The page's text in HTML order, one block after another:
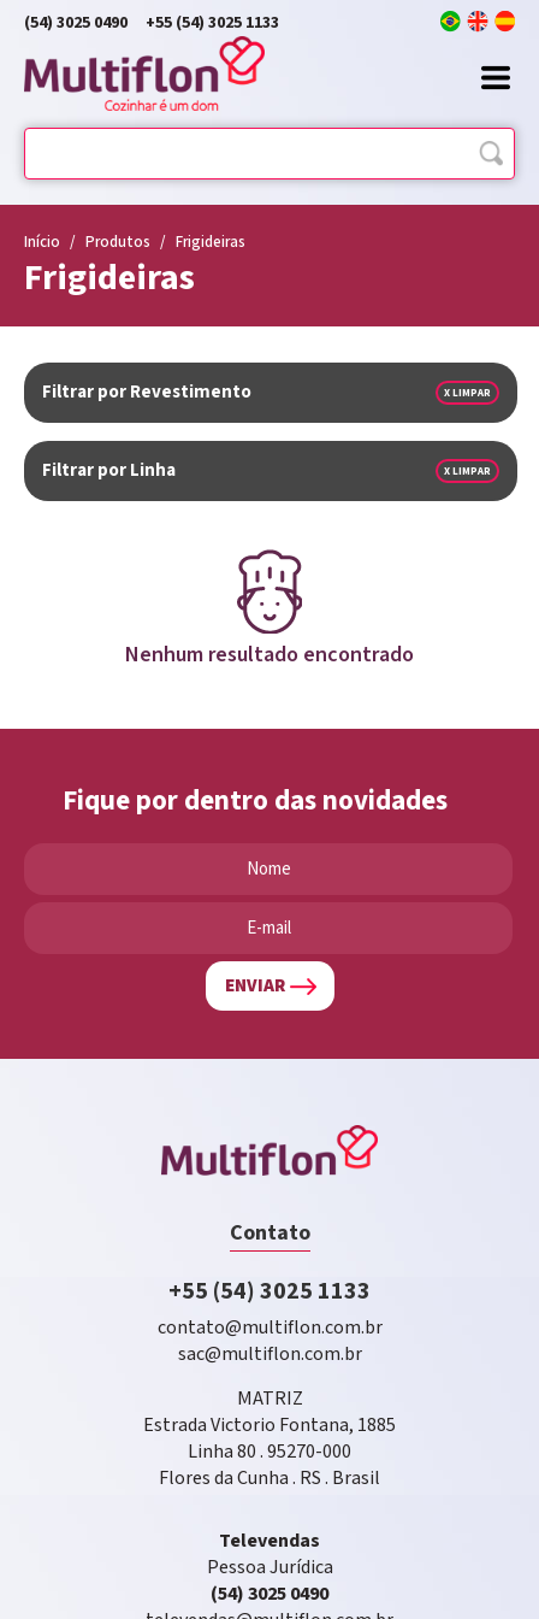
(54) 3025 0490 +55 (54) 3025 1133
Início / Produtos / Frigideiras
Frigideiras
Filtrar por Revestimento X LIMPAR
Filtrar por Linha X LIMPAR
Nenhum resultado encontrado
Fique por dentro das novidades
ENVIAR
Contato
+55 (54) 3025 1133
contato@multiflon.com.br
sac@multiflon.com.br
MATRIZ
Estrada Victorio Fontana, 1885
Linha 80 . 95270-000
Flores da Cunha . RS . Brasil
Televendas
Pessoa Jurídica
(54) 3025 0490